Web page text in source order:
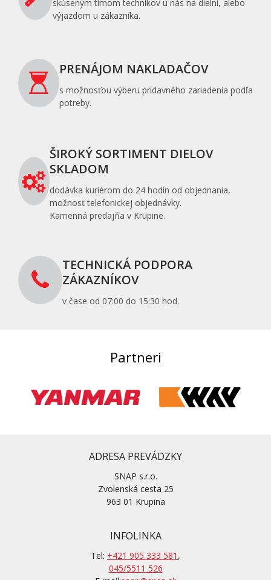
skúseným tímom technikov u nás na dielni, alebo
výjazdom u zákazníka.
PRENÁJOM NAKLADAČOV
s možnosťou výberu prídavného zariadenia podľa
potreby.
ŠIROKÝ SORTIMENT DIELOV
SKLADOM
dodávka kuriérom do 24 hodín od objednania,
možnosť telefonickej objednávky.
Kamenná predajňa v Krupine.
TECHNICKÁ PODPORA
ZÁKAZNÍKOV
v čase od 07:00 do 15:30 hod.
Partneri
ADRESA PREVÁDZKY
SNAP s.r.o.
Zvolenská cesta 25
963 01 Krupina
INFOLINKA
Tel: +421 905 333 581 ,
045/5511 526